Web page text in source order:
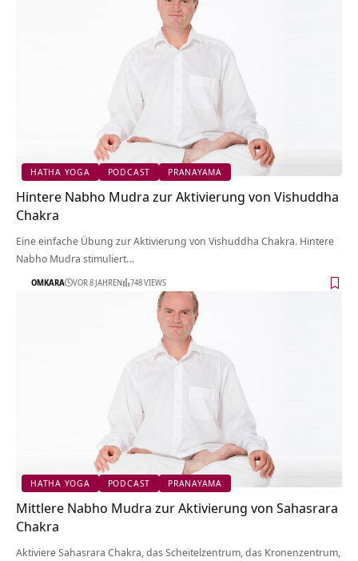
HATHA YOGA PODCAST PRANAYAMA
Hintere Nabho Mudra zur Aktivierung von Vishuddha
Chakra
Eine einfache Übung zur Aktivierung von Vishuddha Chakra. Hintere
Nabho Mudra stimuliert…
OMKARA VOR 8 JAHREN 748 VIEWS
HATHA YOGA PODCAST PRANAYAMA
Mittlere Nabho Mudra zur Aktivierung von Sahasrara
Chakra
Aktiviere Sahasrara Chakra, das Scheitelzentrum, das Kronenzentrum,